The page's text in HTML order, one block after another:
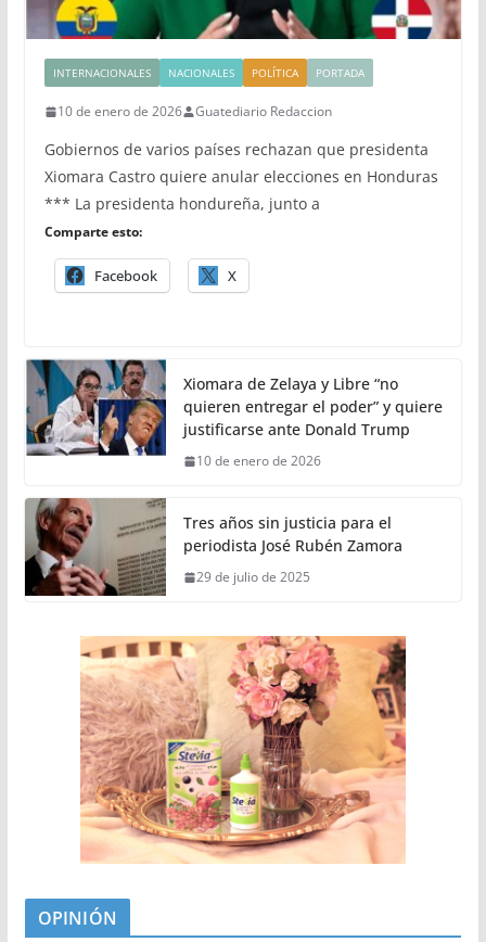
INTERNACIONALES NACIONALES POLÍTICA PORTADA
10 de enero de 2026 Guatediario Redaccion
Gobiernos de varios países rechazan que presidenta
Xiomara Castro quiere anular elecciones en Honduras
*** La presidenta hondureña, junto a
Comparte esto:
Facebook X
Xiomara de Zelaya y Libre “no
quieren entregar el poder” y quiere
justificarse ante Donald Trump
10 de enero de 2026
Tres años sin justicia para el
periodista José Rubén Zamora
29 de julio de 2025
OPINIÓN